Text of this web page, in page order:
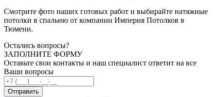
Смотрите фото наших готовых работ и выбирайте натяжные
потолки в спальню от компании Империя Потолков в
Тюмени.
Остались вопросы?
ЗАПОЛНИТЕ ФОРМУ
Оставьте свои контакты и наш специалист ответит на все
Ваши вопросы